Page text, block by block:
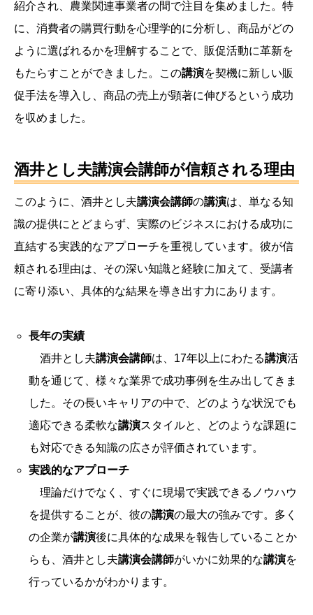
紹介され、農業関連事業者の間で注目を集めました。特
に、消費者の購買行動を心理学的に分析し、商品がどの
ように選ばれるかを理解することで、販促活動に革新を
もたらすことができました。この講演を契機に新しい販
促手法を導入し、商品の売上が顕著に伸びるという成功
を収めました。
酒井とし夫講演会講師が信頼される理由
このように、酒井とし夫講演会講師の講演は、単なる知
識の提供にとどまらず、実際のビジネスにおける成功に
直結する実践的なアプローチを重視しています。彼が信
頼される理由は、その深い知識と経験に加えて、受講者
に寄り添い、具体的な結果を導き出す力にあります。
長年の実績
酒井とし夫講演会講師は、17年以上にわたる講演活
動を通じて、様々な業界で成功事例を生み出してきま
した。その長いキャリアの中で、どのような状況でも
適応できる柔軟な講演スタイルと、どのような課題に
も対応できる知識の広さが評価されています。
実践的なアプローチ
理論だけでなく、すぐに現場で実践できるノウハウ
を提供することが、彼の講演の最大の強みです。多く
の企業が講演後に具体的な成果を報告していることか
らも、酒井とし夫講演会講師がいかに効果的な講演を
行っているかがわかります。